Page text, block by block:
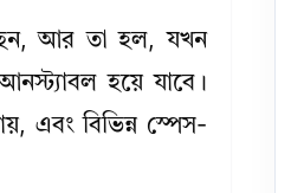
আর তা হল, যখন
হয়ে যাবে।
এবং বিভিন্ন স্পেস-